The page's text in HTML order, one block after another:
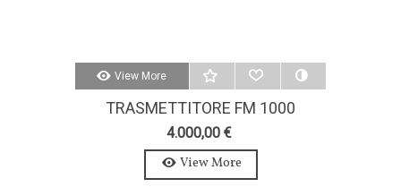
View More
TRASMETTITORE FM 1000
WATTS-AXON 1000W-STEREO-
MPX
4.000,00 €
View More